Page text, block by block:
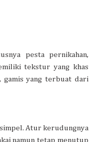
pesta pernikahan,
tekstur yang khas
gamis yang terbuat dari
simpel. Atur kerudungnya
namun tetap menutup